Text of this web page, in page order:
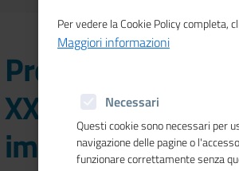
Presentato a
XXIV Rapporto
imprese
Per vedere la Cookie Policy completa,
Maggiori informazioni
Necessari
Questi cookie sono necessari per
navigazione delle pagine o
funzionare correttamente senza